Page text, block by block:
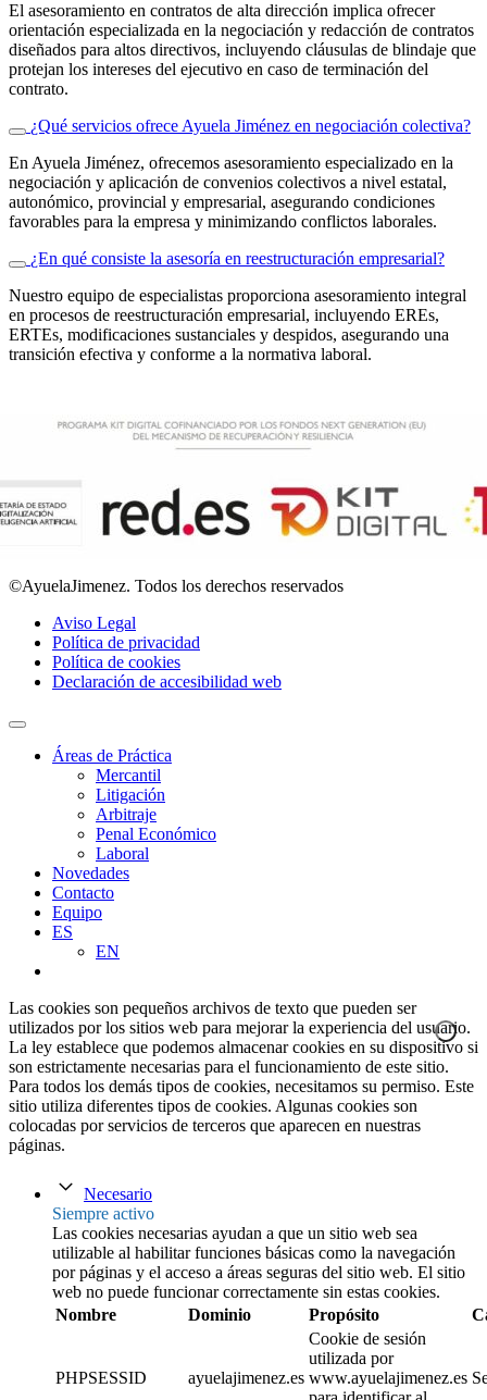
El asesoramiento en contratos de alta dirección implica ofrecer
orientación especializada en la negociación y redacción de contratos
diseñados para altos directivos, incluyendo cláusulas de blindaje que
protejan los intereses del ejecutivo en caso de terminación del
contrato.
¿Qué servicios ofrece Ayuela Jiménez en negociación colectiva?
En Ayuela Jiménez, ofrecemos asesoramiento especializado en la
negociación y aplicación de convenios colectivos a nivel estatal,
autonómico, provincial y empresarial, asegurando condiciones
favorables para la empresa y minimizando conflictos laborales.
¿En qué consiste la asesoría en reestructuración empresarial?
Nuestro equipo de especialistas proporciona asesoramiento integral
en procesos de reestructuración empresarial, incluyendo EREs,
ERTEs, modificaciones sustanciales y despidos, asegurando una
transición efectiva y conforme a la normativa laboral.
©AyuelaJimenez. Todos los derechos reservados
Aviso Legal
Política de privacidad
Política de cookies
Declaración de accesibilidad web
Áreas de Práctica
Mercantil
Litigación
Arbitraje
Penal Económico
Laboral
Novedades
Contacto
Equipo
ES
EN
Las cookies son pequeños archivos de texto que pueden ser
utilizados por los sitios web para mejorar la experiencia del usuario.
La ley establece que podemos almacenar cookies en su dispositivo si
son estrictamente necesarias para el funcionamiento de este sitio.
Para todos los demás tipos de cookies, necesitamos su permiso. Este
sitio utiliza diferentes tipos de cookies. Algunas cookies son
colocadas por servicios de terceros que aparecen en nuestras
páginas.
Necesario
Siempre activo
Las cookies necesarias ayudan a que un sitio web sea
utilizable al habilitar funciones básicas como la navegación
por páginas y el acceso a áreas seguras del sitio web. El sitio
web no puede funcionar correctamente sin estas cookies.
Nombre
Dominio Propósito
PHPSESSID ayuelajimenez.es
Cookie de sesión
utilizada por
www.ayuelajimenez.es